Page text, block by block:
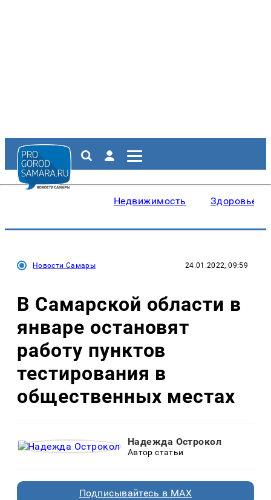
Недвижимость Здоровье
Новости Самары 24.01.2022, 09:59
В Самарской области в
январе остановят
работу пунктов
тестирования в
общественных местах
Надежда Острокол
Автор статьи
Подписывайтесь в MAX